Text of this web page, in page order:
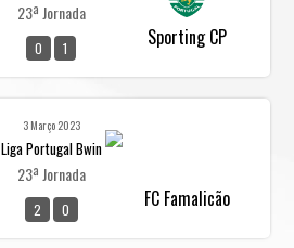
23ª Jornada
0 1 Sporting CP
3 Março 2023
Liga Portugal Bwin
23ª Jornada
2 0 FC Famalicão